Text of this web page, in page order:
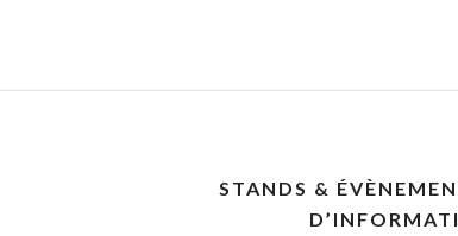
STANDS &